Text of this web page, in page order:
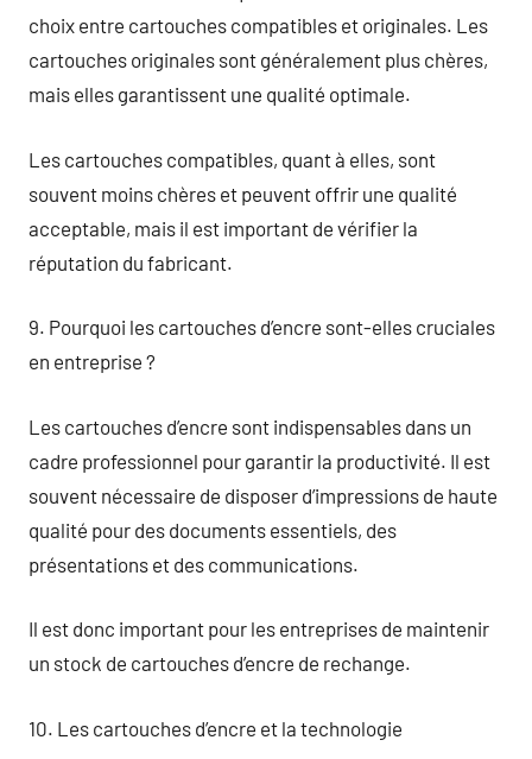
choix entre cartouches compatibles et originales. Les
cartouches originales sont généralement plus chères,
mais elles garantissent une qualité optimale.
Les cartouches compatibles, quant à elles, sont
souvent moins chères et peuvent offrir une qualité
acceptable, mais il est important de vérifier la
réputation du fabricant.
9. Pourquoi les cartouches d’encre sont-elles cruciales
en entreprise ?
Les cartouches d’encre sont indispensables dans un
cadre professionnel pour garantir la productivité. Il est
souvent nécessaire de disposer d’impressions de haute
qualité pour des documents essentiels, des
présentations et des communications.
Il est donc important pour les entreprises de maintenir
un stock de cartouches d’encre de rechange.
10. Les cartouches d’encre et la technologie